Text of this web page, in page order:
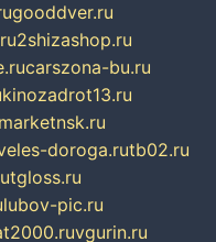
gooddver.ru
2shizashop.ru
carszona-bu.ru
kinozadrot13.ru
doroga.rutb02.ru
lubov-pic.ru
vgurin.ru